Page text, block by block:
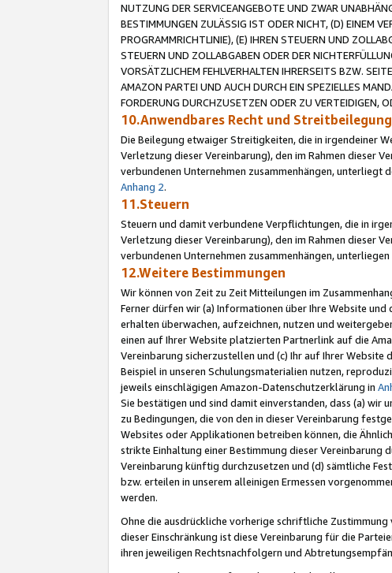
NUTZUNG DER SERVICEANGEBOTE UND ZWAR
BESTIMMUNGEN ZULÄSSIG IST ODER NICHT, (D) EINEM
PROGRAMMRICHTLINIE), (E) IHREN STEUERN UND
STEUERN UND ZOLLABGABEN ODER DER
VORSÄTZLICHEM FEHLVERHALTEN IHRERSEITS BZW.
AMAZON PARTEI UND AUCH DURCH EIN SPEZIELLES
FORDERUNG DURCHZUSETZEN ODER ZU VERTEIDIGEN,
10.Anwendbares Recht und Streitbeilegung
Die Beilegung etwaiger Streitigkeiten, die in irgendeiner
Verletzung dieser Vereinbarung), den im Rahmen dieser
verbundenen Unternehmen zusammenhängen, unterliegt
Anhang 2.
11.Steuern
Steuern und damit verbundene Verpflichtungen, die in
Verletzung dieser Vereinbarung), den im Rahmen dieser
verbundenen Unternehmen zusammenhängen,
12.Weitere Bestimmungen
Wir können von Zeit zu Zeit Mitteilungen im
Ferner dürfen wir (a) Informationen über Ihre Website
erhalten überwachen, aufzeichnen, nutzen und
einen auf Ihrer Website platzierten Partnerlink auf die
Vereinbarung sicherzustellen und (c) Ihr auf Ihrer
Beispiel in unseren Schulungsmaterialien nutzen,
jeweils einschlägigen Amazon-Datenschutzerklärung in
Sie bestätigen und sind damit einverstanden, dass (a)
zu Bedingungen, die von den in dieser Vereinbarung
Websites oder Applikationen betreiben können, die
strikte Einhaltung einer Bestimmung dieser Vereinbarung
Vereinbarung künftig durchzusetzen und (d) sämtliche
bzw. erteilen in unserem alleinigen Ermessen
werden.
Ohne die ausdrückliche vorherige schriftliche
dieser Einschränkung ist diese Vereinbarung für die
ihren jeweiligen Rechtsnachfolgern und